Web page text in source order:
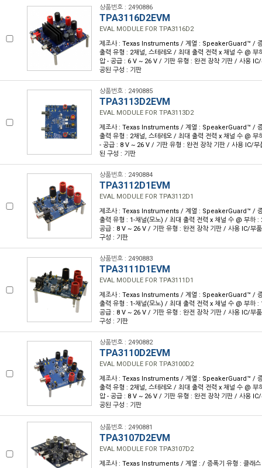
상품번호 : 2490886
TPA3116D2EVM
EVAL MODULE FOR TPA3116D2
제조사 : Texas Instruments / 계열 : SpeakerGuard™ /
출력 유형 : 2채널, 스테레오 / 최대 출력 전력 x 채널 수 @
압 - 공급 : 6 V ~ 26 V / 기판 유형 : 완전 장착 기판 / 사용
공된 구성 : 기판
상품번호 : 2490885
TPA3113D2EVM
EVAL MODULE FOR TPA3113D2
제조사 : Texas Instruments / 계열 : SpeakerGuard™ /
출력 유형 : 2채널, 스테레오 / 최대 출력 전력 x 채널 수 @
- 공급 : 8 V ~ 26 V / 기판 유형 : 완전 장착 기판 / 사용 IC/
된 구성 : 기판
상품번호 : 2490884
TPA3112D1EVM
EVAL MODULE FOR TPA3112D1
제조사 : Texas Instruments / 계열 : SpeakerGuard™ /
출력 유형 : 1-채널(모노) / 최대 출력 전력 x 채널 수 @ 부하
공급 : 8 V ~ 26 V / 기판 유형 : 완전 장착 기판 / 사용 IC/부
구성 : 기판
상품번호 : 2490883
TPA3111D1EVM
EVAL MODULE FOR TPA3111D1
제조사 : Texas Instruments / 계열 : SpeakerGuard™ /
출력 유형 : 1-채널(모노) / 최대 출력 전력 x 채널 수 @ 부하
공급 : 8 V ~ 26 V / 기판 유형 : 완전 장착 기판 / 사용 IC/부
구성 : 기판
상품번호 : 2490882
TPA3110D2EVM
EVAL MODULE FOR TPA3100D2
제조사 : Texas Instruments / 계열 : SpeakerGuard™ /
출력 유형 : 2채널, 스테레오 / 최대 출력 전력 x 채널 수 @
압 - 공급 : 8 V ~ 26 V / 기판 유형 : 완전 장착 기판 / 사용
공된 구성 : 기판
상품번호 : 2490881
TPA3107D2EVM
EVAL MODULE FOR TPA3107D2
제조사 : Texas Instruments / 계열 : / 증폭기 유형 : 클래스